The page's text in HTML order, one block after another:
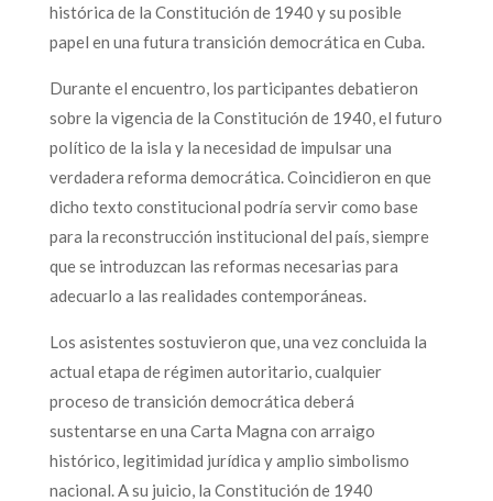
histórica de la Constitución de 1940 y su posible
papel en una futura transición democrática en Cuba.
Durante el encuentro, los participantes debatieron
sobre la vigencia de la Constitución de 1940, el futuro
político de la isla y la necesidad de impulsar una
verdadera reforma democrática. Coincidieron en que
dicho texto constitucional podría servir como base
para la reconstrucción institucional del país, siempre
que se introduzcan las reformas necesarias para
adecuarlo a las realidades contemporáneas.
Los asistentes sostuvieron que, una vez concluida la
actual etapa de régimen autoritario, cualquier
proceso de transición democrática deberá
sustentarse en una Carta Magna con arraigo
histórico, legitimidad jurídica y amplio simbolismo
nacional. A su juicio, la Constitución de 1940